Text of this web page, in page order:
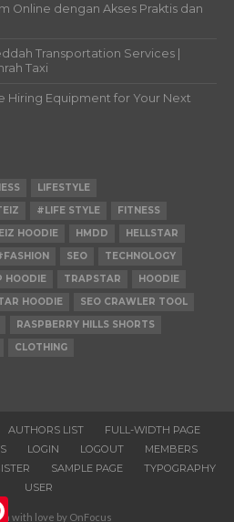
Online dengan Akses Praktis dan
Transportation Services |
Taxi
Hiring Equipment for Your Next
LIFESTYLE
#LIFE STYLE
FITNESS
HOODIE HMDD
HELLSTAR
SEO
TECHNOLOGY
HOODIE TRAPSTAR
HOODIE
HOODIE
SEO CRAWLER TOOL
RASPBERRY HILLS SHORTS
CLOTHING
AUTHORS LIST
FULL-WIDTH PAGE
LOGIN LOGOUT
MEMBERS
SAMPLE PAGE
TYPOGRAPHY
USER
with love by OnFocus